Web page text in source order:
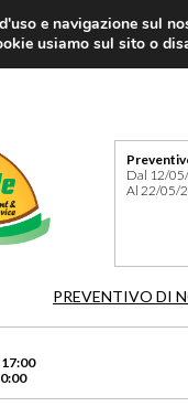
Dal 12/
Al 22/05/
PREVENTIVO DI
e navigazione sul
usiamo sul sito o